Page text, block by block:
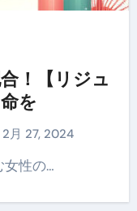
！【リジュ
を
2月 27, 2024
女性の…